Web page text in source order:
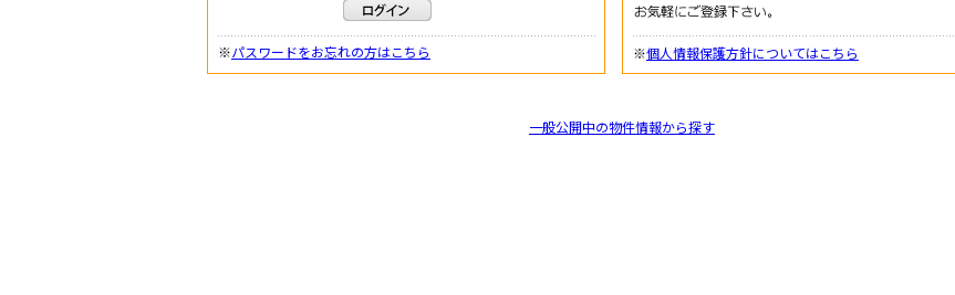
※パスワードをお忘れの方はこちら ※個人情報保護方針についてはこちら
一般公開中の物件情報から探す